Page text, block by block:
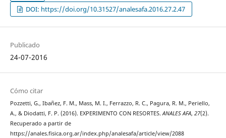
DOI: https://doi.org/10.31527/analesafa.2016.27.2.47
Publicado
24-07-2016
Cómo citar
Pozzetti, G., Ibañez, F. M., Mass, M. I., Ferrazzo, R. C., Pagura, R. M., Periello,
A., & Diodatti, F. P. (2016). EXPERIMENTO CON RESORTES.ANALES AFA, 27(2).
Recuperado a partir de
https://anales.fisica.org.ar/index.php/analesafa/article/view/2088